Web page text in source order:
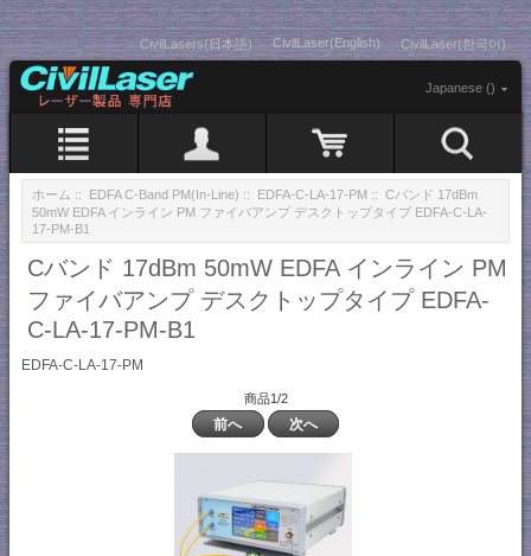
CivilLasers(日本語) CivilLaser(English) CivilLaser(한국어)
Japanese ()
ホーム :: EDFA C-Band PM(In-Line) :: EDFA-C-LA-17-PM :: Cバンド 17dBm
50mW EDFA インライン PM ファイバアンプ デスクトップタイプ EDFA-C-LA-
17-PM-B1
Cバンド 17dBm 50mW EDFA インライン PM
ファイバアンプ デスクトップタイプ EDFA-
C-LA-17-PM-B1
EDFA-C-LA-17-PM
商品1/2
前へ 次へ